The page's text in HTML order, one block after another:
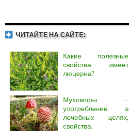
ЧИТАЙТЕ НА САЙТЕ:
Какие полезные
свойства имеет
люцерна?
Мухоморы —
употребление в
лечебных целях,
свойства.